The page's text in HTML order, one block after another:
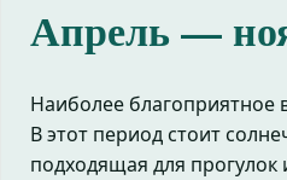
Апрель —
Наиболее благоприятное
В этот период стоит
подходящая для прогулок